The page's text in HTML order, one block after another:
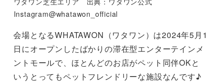
Instagram@whatawon_official
会場となるWHATAWON（ワタワン）は2024年5月1
日にオープンしたばかりの滞在型エンターテインメ
ントモールで、ほとんどのお店がペット同伴OKと
いうとってもペットフレンドリーな施設なんです♪